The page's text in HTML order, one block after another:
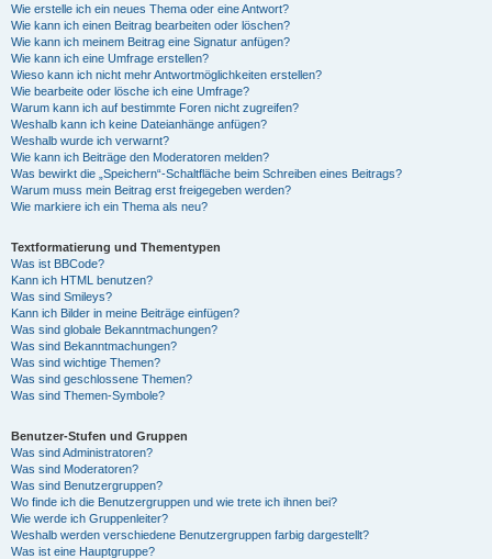
Wie erstelle ich ein neues Thema oder eine Antwort?
Wie kann ich einen Beitrag bearbeiten oder löschen?
Wie kann ich meinem Beitrag eine Signatur anfügen?
Wie kann ich eine Umfrage erstellen?
Wieso kann ich nicht mehr Antwortmöglichkeiten erstellen?
Wie bearbeite oder lösche ich eine Umfrage?
Warum kann ich auf bestimmte Foren nicht zugreifen?
Weshalb kann ich keine Dateianhänge anfügen?
Weshalb wurde ich verwarnt?
Wie kann ich Beiträge den Moderatoren melden?
Was bewirkt die „Speichern“-Schaltfläche beim Schreiben eines Beitrags?
Warum muss mein Beitrag erst freigegeben werden?
Wie markiere ich ein Thema als neu?
Textformatierung und Thementypen
Was ist BBCode?
Kann ich HTML benutzen?
Was sind Smileys?
Kann ich Bilder in meine Beiträge einfügen?
Was sind globale Bekanntmachungen?
Was sind Bekanntmachungen?
Was sind wichtige Themen?
Was sind geschlossene Themen?
Was sind Themen-Symbole?
Benutzer-Stufen und Gruppen
Was sind Administratoren?
Was sind Moderatoren?
Was sind Benutzergruppen?
Wo finde ich die Benutzergruppen und wie trete ich ihnen bei?
Wie werde ich Gruppenleiter?
Weshalb werden verschiedene Benutzergruppen farbig dargestellt?
Was ist eine Hauptgruppe?